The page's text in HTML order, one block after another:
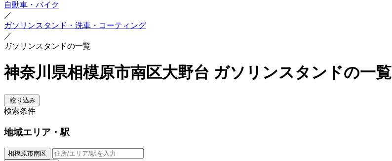
自動車・バイク
／
ガソリンスタンド・洗車・コーティング
／
ガソリンスタンドの一覧
神奈川県相模原市南区大野台 ガソリンスタンドの一覧
絞り込み
検索条件
地域エリア・駅
相模原市南区